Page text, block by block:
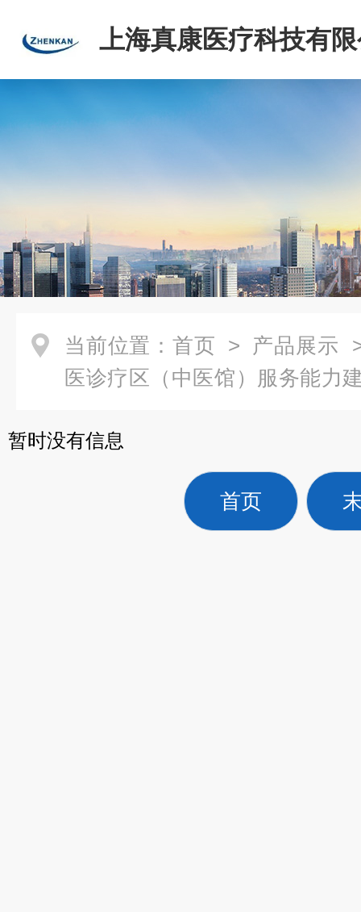
上海真康医疗科技有
当前位置： 首页 > 产品展示
医诊疗区（中医馆）服务能力
暂时没有信息
首页